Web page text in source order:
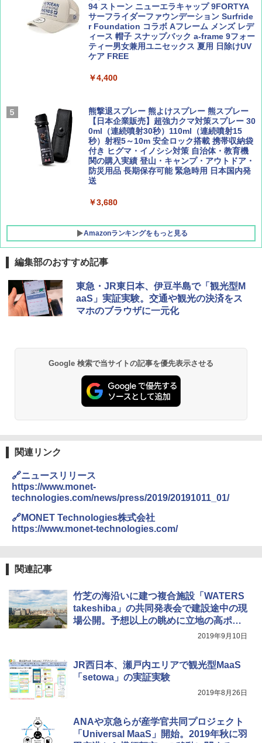
AIRLINE（エアライン）2026年9月号【特
集】ボーイング110周年を祝して！
￥1,760
￥2,277
新しい日本地理 地図・統計・移動から読み
解く (講談社現代新書)
￥1,540
[キャンパーズコレクション 山善] 傘みたいに
広げるだけ パッとサッとテント ブラックコ
ーティング フルクローズ メッシュ 3-4人用
簡単設置 ポップアップテント エクルベージ
ュ(BC仕様) PATC-150B(EB)
￥9,990
[キャンパーズコレクション 山善] 傘みたいに
広げるだけ パッとサッとテント キューブワ
イド ブラックコーティング フルクローズ メ
ッシュ 4人用 簡単設置 ポップアップテント P
ATCW-150B エクルベージュ
￥-
94 ストーン ニューエラキャップ 9FORTYA
サーフライダーファウンデーション Surfride
r Foundation コラボ Aフレーム メンズ レデ
ィース 帽子 スナップバック a-frame 9フォー
ティー男女兼用ユニセックス 夏用 日除けUV
ケア FREE
￥4,400
熊撃退スプレー 熊よけスプレー 熊スプレー
【日本企業販売】超強力クマ対策スプレー 30
0ml（連続噴射30秒）110ml（連続噴射15
秒）射程5～10m 安全ロック搭載 携帯収納袋
付き ヒグマ・イノシシ対策 自治体・教育機
関の購入実績 登山・キャンプ・アウトドア・
防災用品 長期保存可能 緊急時用 日本国内発
送
￥3,680
Amazonランキングをもっと見る
編集部のおすすめ記事
東急・JR東日本、伊豆半島で「観光型M
aaS」実証実験。交通や観光の決済をス
マホのブラウザに一元化
Google 検索で当サイトの記事を優先表示させる
関連リンク
🔗ニュースリリース
https://www.monet-
technologies.com/news/press/2019/20191011_01/
🔗MONET Technologies株式会社
https://www.monet-technologies.com/
関連記事
竹芝の海沿いに建つ複合施設「WATERS
takeshiba」の共同発表会で建設途中の現
場公開。予想以上の眺めに立地の高ポテ
2019年9月10日
JR西日本、瀬戸内エリアで観光型MaaS
「setowa」の実証実験
2019年8月26日
ANAや京急らが産学官共同プロジェクト
「Universal MaaS」開始。2019年秋に羽